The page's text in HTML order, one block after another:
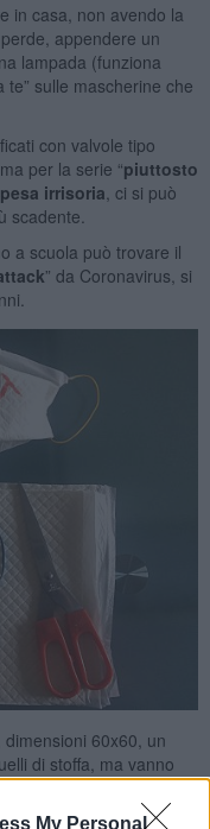
My Personal
in casa, non avendo la
appendere un
lampada (funziona
sulle mascherine che
con valvole tipo
per la serie “piuttosto
irrisoria , ci si può
scadente.
a scuola può trovare il
” da Coronavirus, si
60x60, un
di stoffa, ma vanno
riutilizzare), una
(confezione da 10),